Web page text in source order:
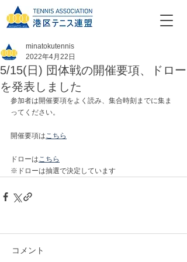
5/15(日) 団体戦の開催要項、ドロー
を発表しました
minatokutennis
2022年4月22日
参加者は開催要項をよく読み、集合時刻までに集ま
ってください。
開催要項はこちら
ドローはこちら
※ドローは抽選で決定しています
コメント